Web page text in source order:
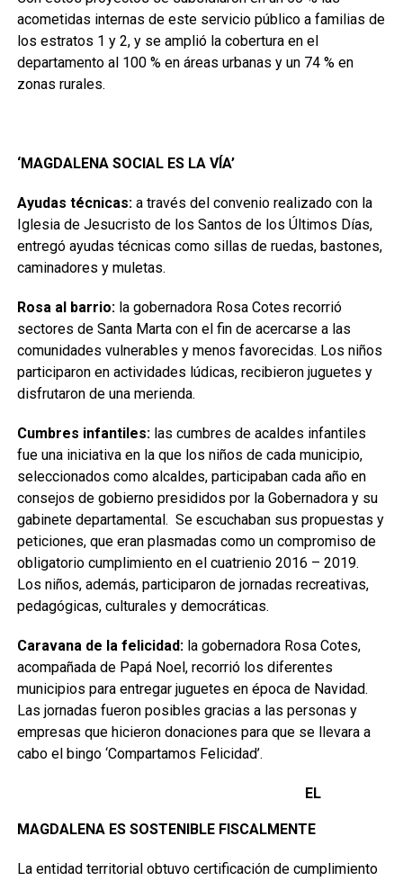
acometidas internas de este servicio público a familias de
los estratos 1 y 2, y se amplió la cobertura en el
departamento al 100 % en áreas urbanas y un 74 % en
zonas rurales.
‘MAGDALENA SOCIAL ES LA VÍA’
Ayudas técnicas: a través del convenio realizado con la
Iglesia de Jesucristo de los Santos de los Últimos Días,
entregó ayudas técnicas como sillas de ruedas, bastones,
caminadores y muletas.
Rosa al barrio: la gobernadora Rosa Cotes recorrió
sectores de Santa Marta con el fin de acercarse a las
comunidades vulnerables y menos favorecidas. Los niños
participaron en actividades lúdicas, recibieron juguetes y
disfrutaron de una merienda.
Cumbres infantiles: las cumbres de acaldes infantiles
fue una iniciativa en la que los niños de cada municipio,
seleccionados como alcaldes, participaban cada año en
consejos de gobierno presididos por la Gobernadora y su
gabinete departamental. Se escuchaban sus propuestas y
peticiones, que eran plasmadas como un compromiso de
obligatorio cumplimiento en el cuatrienio 2016 – 2019.
Los niños, además, participaron de jornadas recreativas,
pedagógicas, culturales y democráticas.
Caravana de la felicidad: la gobernadora Rosa Cotes,
acompañada de Papá Noel, recorrió los diferentes
municipios para entregar juguetes en época de Navidad.
Las jornadas fueron posibles gracias a las personas y
empresas que hicieron donaciones para que se llevara a
cabo el bingo ‘Compartamos Felicidad’.
EL
MAGDALENA ES SOSTENIBLE FISCALMENTE
La entidad territorial obtuvo certificación de cumplimiento